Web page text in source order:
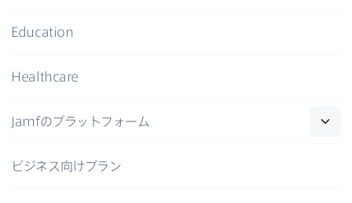
Education
Healthcare
Jamfの​プラットフォーム
ビジネス向けプラン